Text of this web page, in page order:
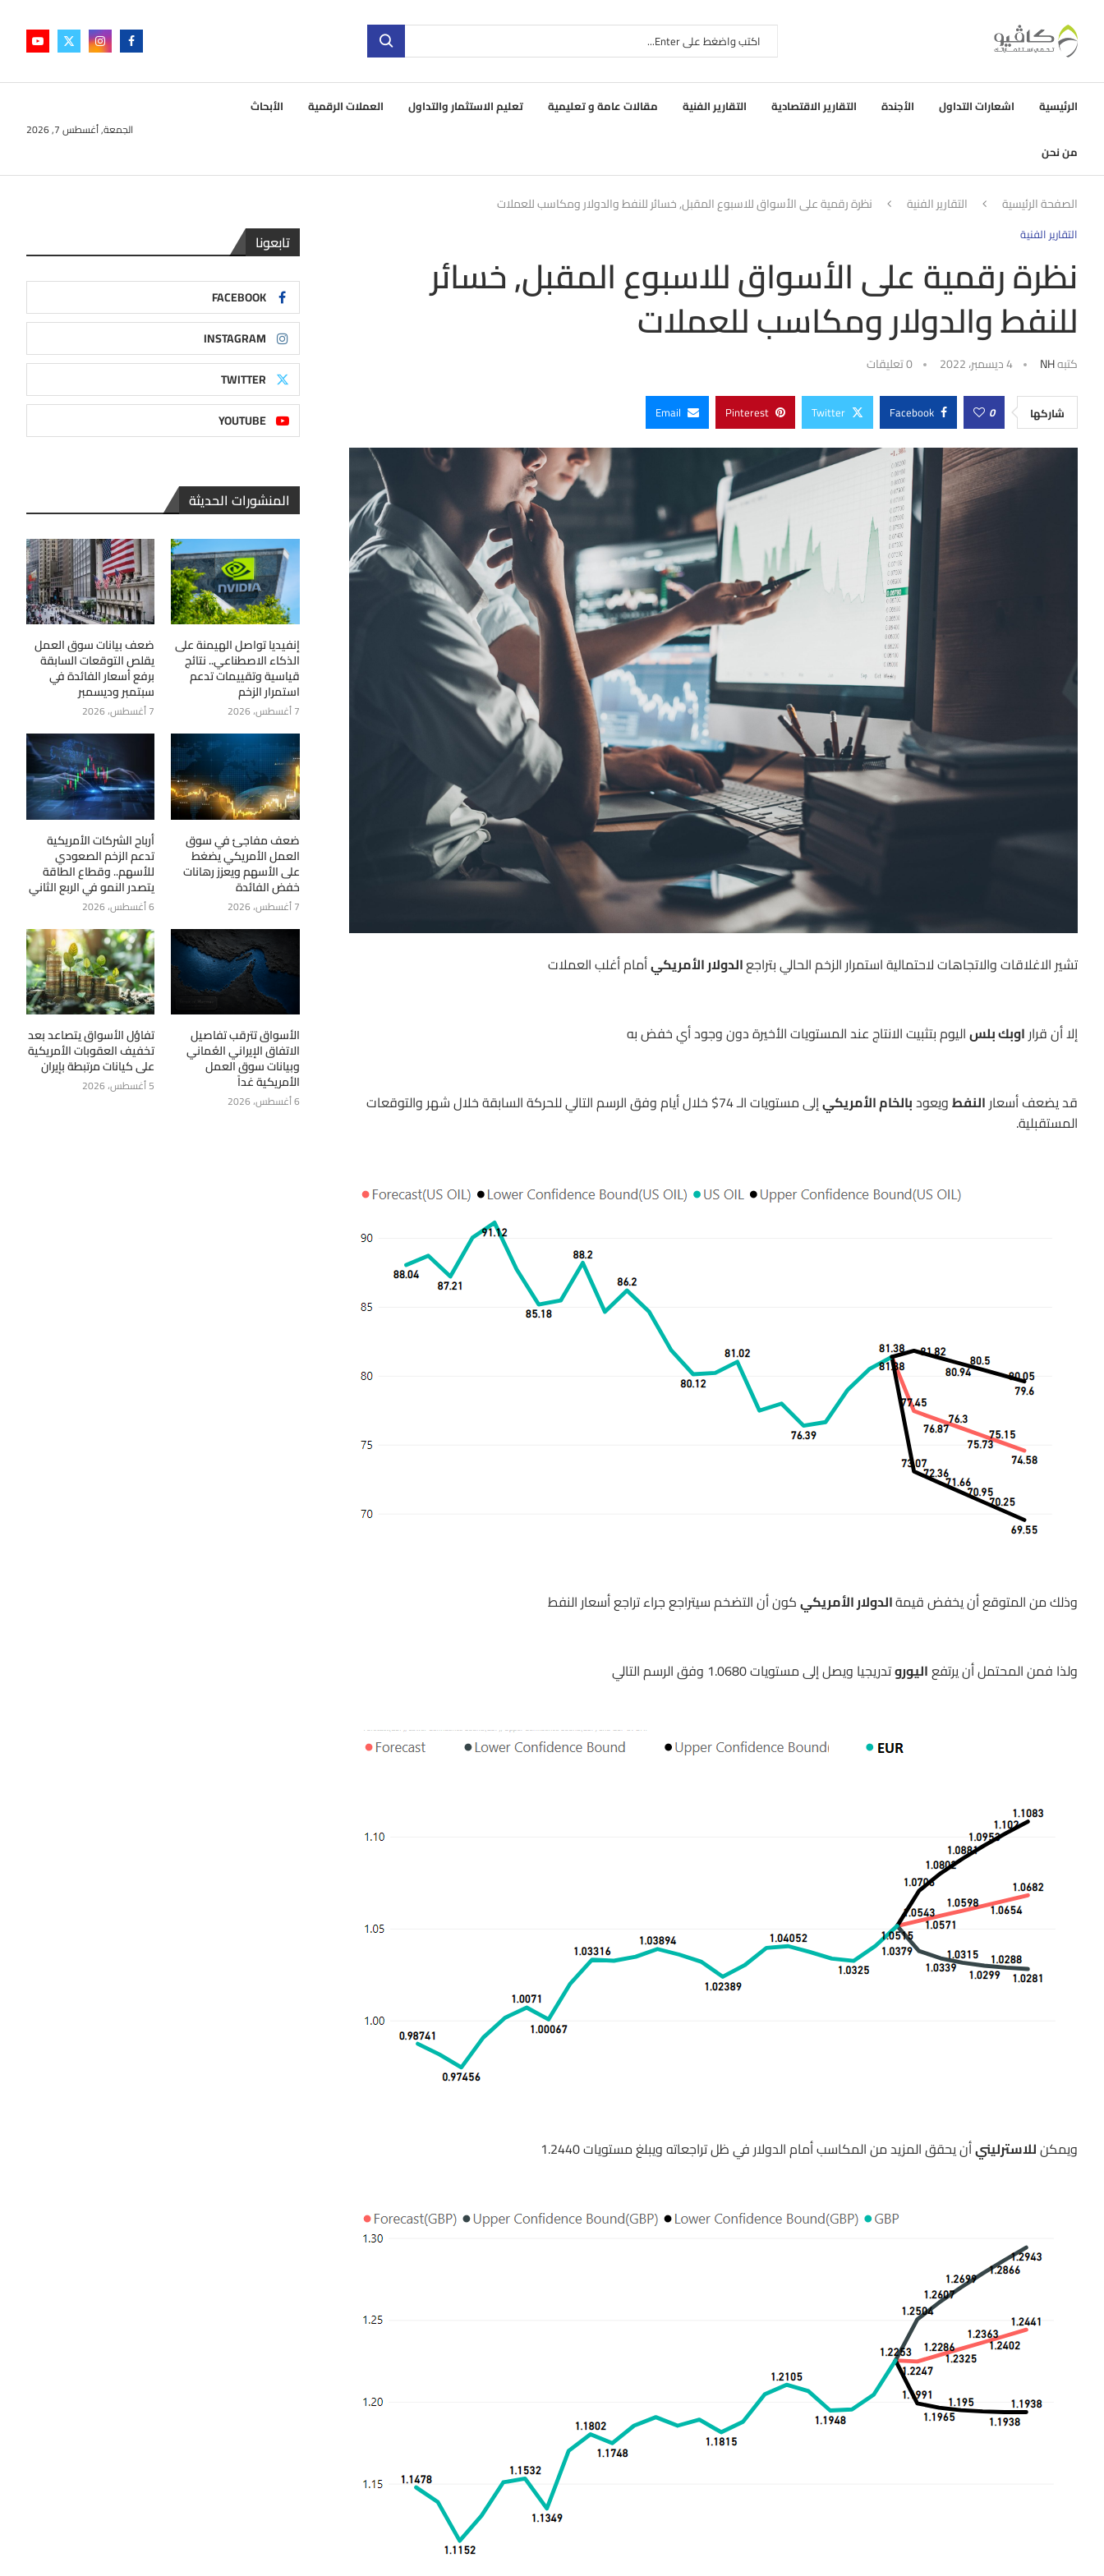
الرئيسية اشعارات التداول الأجندة التقارير الاقتصادية التقارير الفنية مقالات عامة و تعليمية تعليم الاستثمار والتداول العملات الرقمية الأبحاث
من نحن
الجمعة, أغسطس 7, 2026
الصفحة الرئيسية التقارير الفنية نظرة رقمية على الأسواق للاسبوع المقبل, خسائر للنفط والدولار ومكاسب للعملات
التقارير الفنية
نظرة رقمية على الأسواق للاسبوع المقبل, خسائر
للنفط والدولار ومكاسب للعملات
كتبهNH 4 ديسمبر، 2022 0 تعليقات
شاركها 0
Facebook
Twitter
Pinterest
Email
تشير الاغلاقات والاتجاهات لاحتمالية استمرار الزخم الحالي بتراجعالدولار الأمريكيأمام أغلب العملات
إلا أن قرار اوبك بلساليوم بتثبيت الانتاج عند المستويات الأخيرة دون وجود أي خفض به
قد يضعف أسعار النفطويعودبالخام الأمريكي
إلى مستويات الـ 74$ خلال أيام وفق الرسم التالي للحركة السابقة خلال شهر والتوقعات
المستقبلية.
وذلك من المتوقع أن يخفض قيمةالدولار الأمريكيكون أن التضخم سيتراجع جراء تراجع أسعار النفط
ولذا فمن المحتمل أن يرتفعاليوروتدريجيا ويصل إلى مستويات 1.0680 وفق الرسم التالي
ويمكنللاسترلينيأن يحقق المزيد من المكاسب أمام الدولار في ظل تراجعاته ويبلغ مستويات 1.2440
تابعونا
FACEBOOK
INSTAGRAM
TWITTER
YOUTUBE
المنشورات الحديثة
إنفيديا تواصل الهيمنة على
الذكاء الاصطناعي.. نتائج
قياسية وتقييمات تدعم
استمرار الزخم
7 أغسطس، 2026
ضعف بيانات سوق العمل
يقلص التوقعات السابقة
برفع أسعار الفائدة في
سبتمبر وديسمبر
7 أغسطس، 2026
ضعف مفاجئ في سوق
العمل الأمريكي يضغط
على الأسهم ويعزز رهانات
خفض الفائدة
7 أغسطس، 2026
أرباح الشركات الأمريكية
تدعم الزخم الصعودي
للأسهم.. وقطاع الطاقة
يتصدر النمو في الربع الثاني
6 أغسطس، 2026
الأسواق تترقب تفاصيل
الاتفاق الإيراني العُماني
وبيانات سوق العمل
الأمريكية غداً
6 أغسطس، 2026
تفاؤل الأسواق يتصاعد بعد
تخفيف العقوبات الأمريكية
على كيانات مرتبطة بإيران
5 أغسطس، 2026